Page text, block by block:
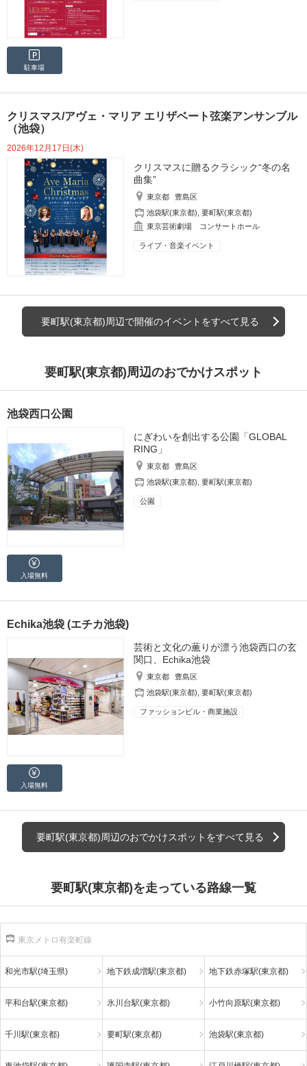
駐車場
クリスマス/アヴェ・マリア エリザベート弦楽アンサンブル
（池袋）
2026年12月17日(木)
クリスマスに贈るクラシック“冬の名
曲集”
東京都
豊島区
池袋駅(東京都) ,要町駅(東京都)
東京芸術劇場 コンサートホール
ライブ・音楽イベント
要町駅(東京都)周辺で開催のイベントをすべて見る
要町駅(東京都)周辺のおでかけスポット
池袋西口公園
にぎわいを創出する公園「GLOBAL
RING」
東京都
豊島区
池袋駅(東京都) ,要町駅(東京都)
公園
入場無料
Echika池袋 (エチカ池袋)
芸術と文化の薫りが漂う池袋西口の玄
関口、Echika池袋
東京都
豊島区
池袋駅(東京都) ,要町駅(東京都)
ファッションビル・商業施設
入場無料
要町駅(東京都)周辺のおでかけスポットをすべて見る
要町駅(東京都)を走っている路線一覧
東京メトロ有楽町線
和光市駅(埼玉県) 地下鉄成増駅(東京都) 地下鉄赤塚駅(東京都)
平和台駅(東京都) 氷川台駅(東京都) 小竹向原駅(東京都)
千川駅(東京都) 要町駅(東京都) 池袋駅(東京都)